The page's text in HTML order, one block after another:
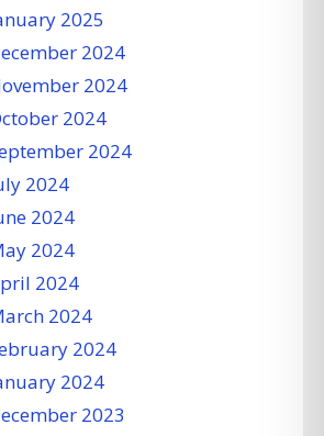
2025
2024
2024
2024
2024
2024
2024
2024
2024
2024
2024
2024
2023